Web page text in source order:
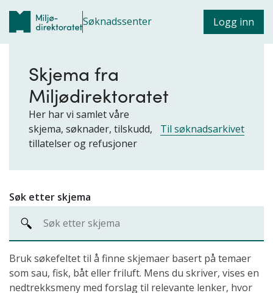
Søknadssenter Logg inn
Skjema fra
Miljødirektoratet
Her har vi samlet våre
skjema, søknader, tilskudd,
tillatelser og refusjoner
Til søknadsarkivet
Søk etter skjema
Bruk søkefeltet til å finne skjemaer basert på temaer
som sau, fisk, båt eller friluft. Mens du skriver, vises en
nedtrekksmeny med forslag til relevante lenker, hvor